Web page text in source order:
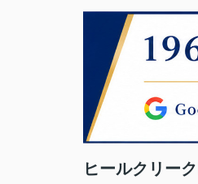
ヒールクリー